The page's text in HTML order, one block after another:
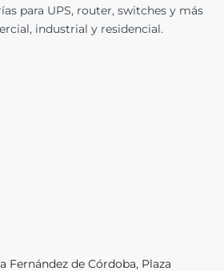
para UPS, router, switches y más
industrial y residencial.
Fernández de Córdoba, Plaza